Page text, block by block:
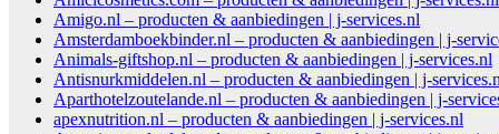
Amigo.nl – producten & aanbiedingen | j-services.nl
Amsterdamboekbinder.nl – producten & aanbiedingen | j-
Animals-giftshop.nl – producten & aanbiedingen | j-services.nl
Antisnurkmiddelen.nl – producten & aanbiedingen | j-
Aparthotelzoutelande.nl – producten & aanbiedingen | j-
apexnutrition.nl – producten & aanbiedingen | j-services.nl